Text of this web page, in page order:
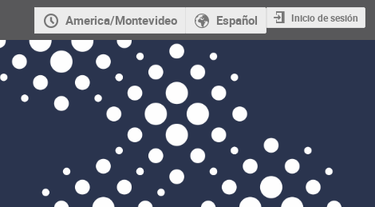
America/Montevideo Español Inicio de sesión